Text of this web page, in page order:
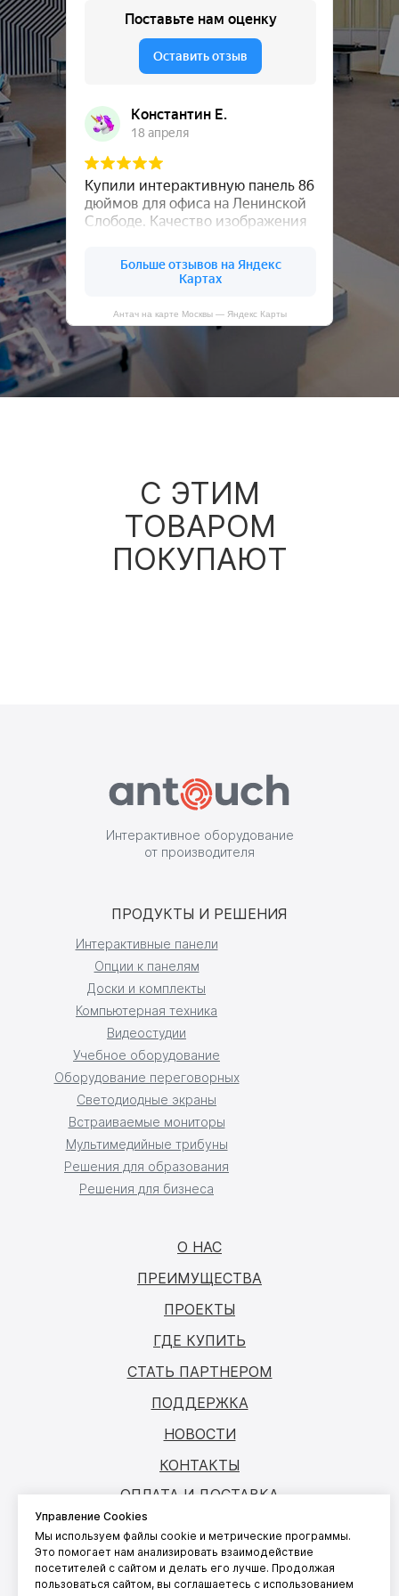
Антач на карте Москвы — Яндекс Карты
С ЭТИМ
ТОВАРОМ
ПОКУПАЮТ
Интерактивное оборудование
от производителя
ПРОДУКТЫ И РЕШЕНИЯ
О НАС
© ANTOUCH, 2026. Все права защищены
Согласие на обработку персональных
данных
ПРЕИМУЩЕСТВА
ПРОЕКТЫ
ГДЕ КУПИТЬ
СТАТЬ ПАРТНЕРОМ
ПОДДЕРЖКА
НОВОСТИ
КОНТАКТЫ
ОПЛАТА И ДОСТАВКА
Интерактивные панели
Доски и комплекты
Оборудование переговорных
Учебное оборудование
Светодиодные экраны
Встраиваемые мониторы
Мультимедийные трибуны
Решения для образования
Решения для бизнеса
Опции к панелям
Компьютерная техника
Видеостудии
Управление Cookies
Мы используем файлы cookie и метрические программы.
Это помогает нам анализировать взаимодействие
посетителей с сайтом и делать его лучше. Продолжая
пользоваться сайтом, вы соглашаетесь с использованием